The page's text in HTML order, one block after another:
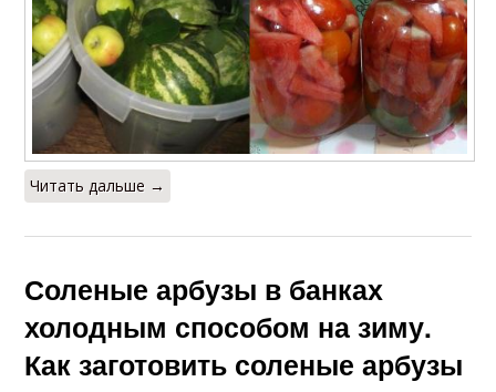
Читать дальше →
Соленые арбузы в банках
холодным способом на зиму.
Как заготовить соленые арбузы